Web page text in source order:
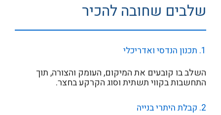
שלבים שחובה להכיר
1. תכנון הנדסי ואדריכלי
השלב בו קובעים את המיקום, העומק והצורה, תוך
התחשבות בקווי תשתית וסוג הקרקע בחצר.
2. קבלת היתרי בנייה